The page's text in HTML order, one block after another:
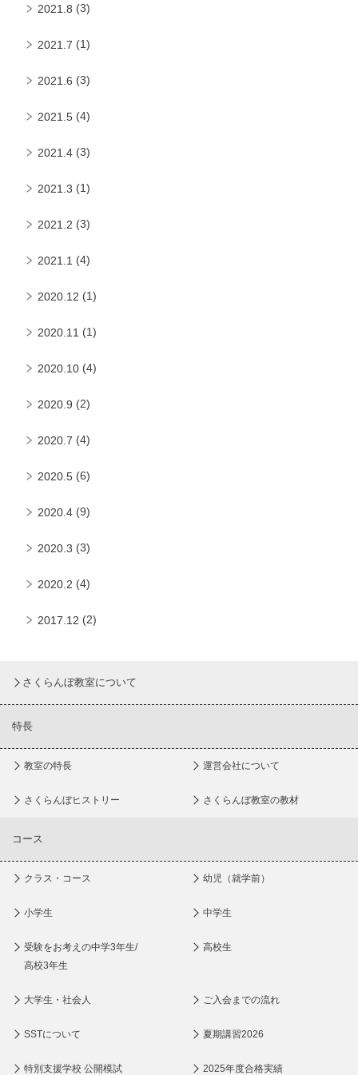
2021.8 (3)
2021.7 (1)
2021.6 (3)
2021.5 (4)
2021.4 (3)
2021.3 (1)
2021.2 (3)
2021.1 (4)
2020.12 (1)
2020.11 (1)
2020.10 (4)
2020.9 (2)
2020.7 (4)
2020.5 (6)
2020.4 (9)
2020.3 (3)
2020.2 (4)
2017.12 (2)
さくらんぼ教室について
特長
教室の特長 運営会社について
さくらんぼヒストリー さくらんぼ教室の教材
コース
クラス・コース 幼児（就学前）
小学生 中学生
受験をお考えの中学3年生/
高校3年生
高校生
大学生・社会人 ご入会までの流れ
SSTについて 夏期講習2026
特別支援学校 公開模試 2025年度合格実績